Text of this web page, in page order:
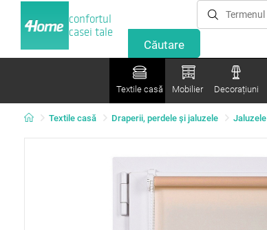
confortul
casei tale
Textile casă Mobilier Decorațiuni
Textile casă Draperii, perdele şi jaluzele Jaluzele